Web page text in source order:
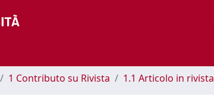
1 Contributo su Rivista 1.1 Articolo in rivista